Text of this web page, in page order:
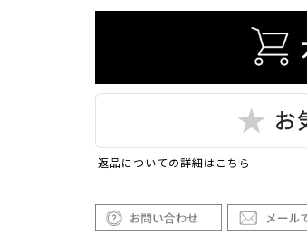
返品についての詳細はこちら